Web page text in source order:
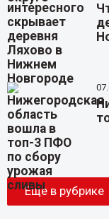
Еще в рубрике